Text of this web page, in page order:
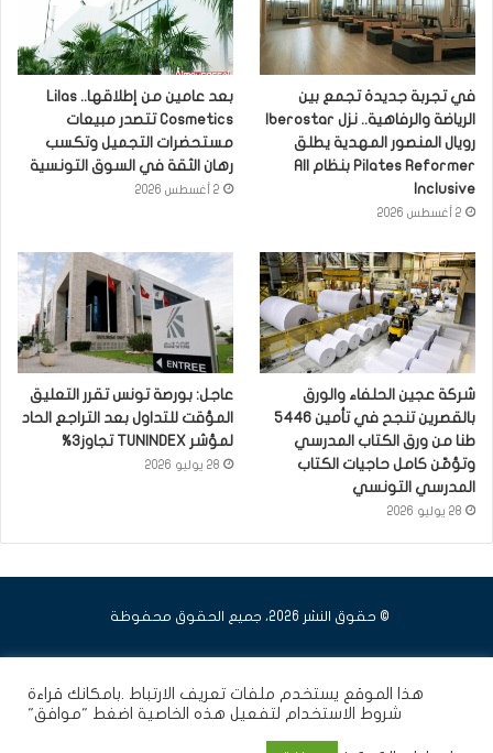
في تجربة جديدة تجمع بين
رويال المنصور المهدية يطلق
Pilates Reformer بنظام All
Inclusive
2 أغسطس 2026
بعد عامين من إطلاقها.. Lilas
Cosmetics تتصدر مبيعات
مستحضرات التجميل وتكسب
رهان الثقة في السوق التونسية
2 أغسطس 2026
شركة عجين الحلفاء والورق
بالقصرين تنجح في تأمين 5446
طنا من ورق الكتاب المدرسي
وتؤمّن كامل حاجيات الكتاب
المدرسي التونسي
28 يوليو 2026
عاجل: بورصة تونس تقرر التعليق
المؤقت للتداول بعد التراجع الحاد
لمؤشر TUNINDEX تجاوز3%
28 يوليو 2026
© حقوق النشر 2026، جميع الحقوق محفوظة
هذا الموقع يستخدم ملفات تعريف الارتباط .بامكانك قراءة
شروط الاستخدام لتفعيل هذه الخاصية اضغط "موافق"